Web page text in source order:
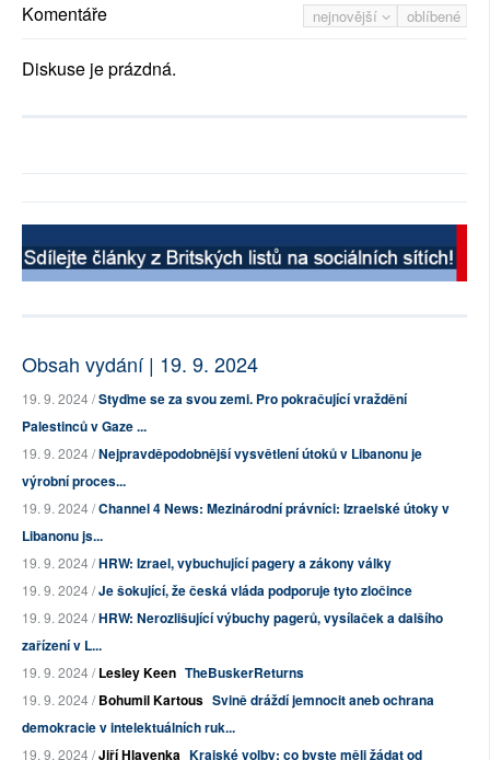
nejnovější oblíbené
Komentáře
Diskuse je prázdná.
Obsah vydání | 19. 9. 2024
19. 9. 2024 /Styďme se za svou zemi. Pro pokračující vraždění
Palestinců v Gaze ...
19. 9. 2024 /Nejpravděpodobnější vysvětlení útoků v Libanonu je
výrobní proces...
19. 9. 2024 /Channel 4 News: Mezinárodní právníci: Izraelské útoky v
Libanonu js...
19. 9. 2024 /HRW: Izrael, vybuchující pagery a zákony války
19. 9. 2024 /Je šokující, že česká vláda podporuje tyto zločince
19. 9. 2024 /HRW: Nerozlišující výbuchy pagerů, vysílaček a dalšího
zařízení v L...
19. 9. 2024 /Lesley Keen TheBuskerReturns
19. 9. 2024 /Bohumil Kartous Svině dráždí jemnocit aneb ochrana
demokracie v intelektuálních ruk...
19. 9. 2024 /Jiří Hlavenka Krajské volby: co byste měli žádat od